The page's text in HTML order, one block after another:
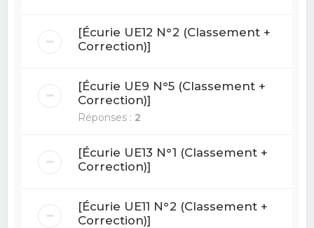
[Écurie UE12 N°2 (Classement +
Correction)]
[Écurie UE9 N°5 (Classement +
Correction)]
Réponses : 2
[Écurie UE13 N°1 (Classement +
Correction)]
[Écurie UE11 N°2 (Classement +
Correction)]